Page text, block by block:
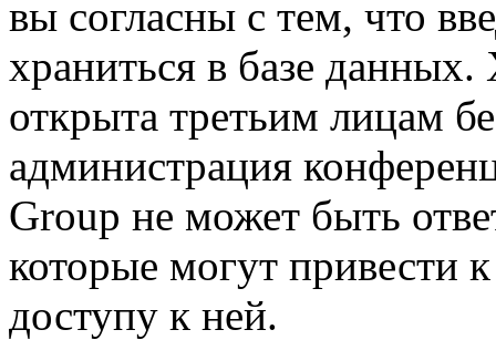
вы согласны с тем, что
храниться в базе
открыта третьим лицам
администрация
Group не может быть
которые могут привести
доступу к ней.